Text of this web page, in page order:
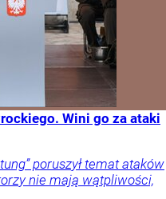
Wini go za ataki
poruszył temat ataków
nie mają wątpliwości,